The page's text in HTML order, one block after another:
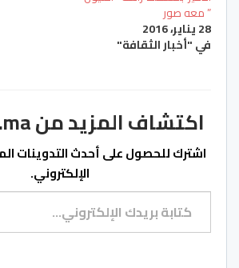
” معه صور
28 يناير، 2016
في "أخبار الثقافة"
اكتشاف المزيد من azulpress.ma
اشترك للحصول على أحدث التدوينات
الإلكتروني.
كتابة بريدك الإلكتروني...